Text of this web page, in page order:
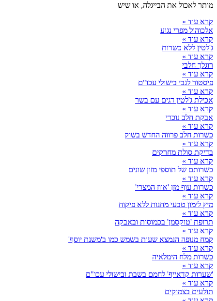
מותר לאכול את הבייגלה, או שיש
קרא עוד »
אלכוהול מפרי נגוע
קרא עוד »
ג'לטין ללא כשרות
קרא עוד »
רוגלך חלבי
קרא עוד »
פיסטור לגבי בישולי עכו"ם
קרא עוד »
אכילת ג'לטין דגים עם בשר
קרא עוד »
אבקת חלב נוכרי
קרא עוד »
כשרות חלב פרווה החדש בשוק
קרא עוד »
בדיקת סולת מחרקים
קרא עוד »
כשרותם של תוספי מזון שונים
קרא עוד »
כשרות עוף מזן 'אווז המצרי'
קרא עוד »
מיץ לימון טבעי מחנות ללא פיקוח
קרא עוד »
תרופת 'טוקסמן' בכמוסות ובאבקה
קרא עוד »
קמח מנופה הנמצא שעות בשמש כמו ב'משנת יוסף'
קרא עוד »
כשרות מלח הימלאיה
קרא עוד »
'שערות קדאייף' לחמם בשבת ובישולי עכו"ם
קרא עוד »
תולעים בצמוקים